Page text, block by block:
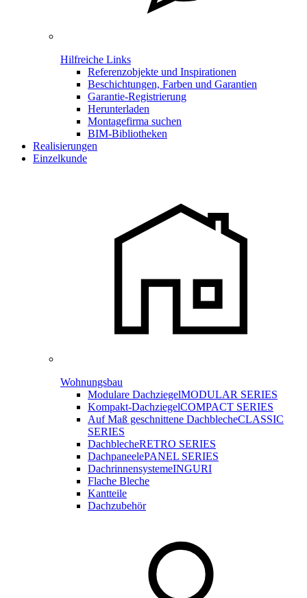
Hilfreiche Links
Referenzobjekte und Inspirationen
Beschichtungen, Farben und Garantien
Garantie-Registrierung
Herunterladen
Montagefirma suchen
BIM-Bibliotheken
Realisierungen
Einzelkunde
Wohnungsbau
Modulare DachziegelMODULAR SERIES
Kompakt-DachziegelCOMPACT SERIES
Auf Maß geschnittene DachblecheCLASSIC
SERIES
DachblecheRETRO SERIES
DachpaneelePANEL SERIES
DachrinnensystemeINGURI
Flache Bleche
Kantteile
Dachzubehör